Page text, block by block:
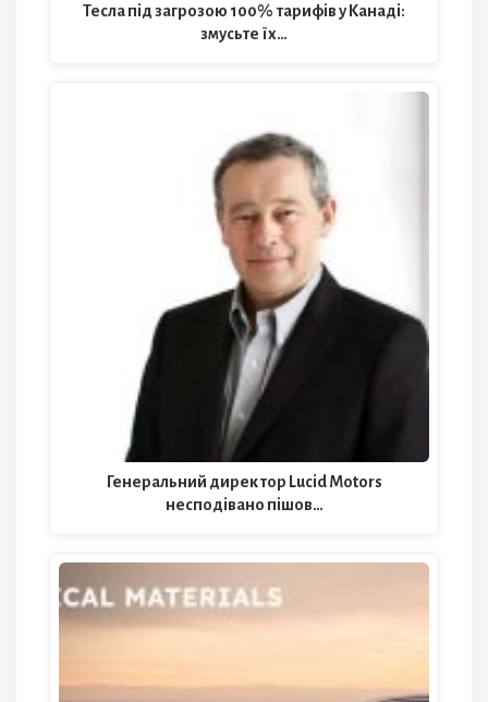
Тесла під загрозою 100% тарифів у Канаді:
змусьте їх…
Генеральний директор Lucid Motors
несподівано пішов…